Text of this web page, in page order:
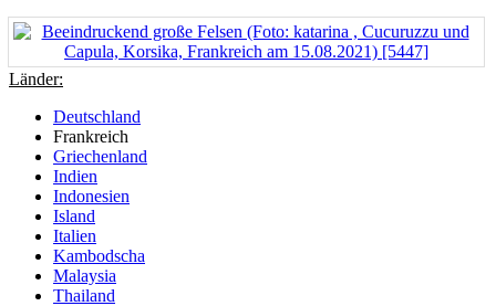
Länder:
Deutschland
Frankreich
Griechenland
Indien
Indonesien
Island
Italien
Kambodscha
Malaysia
Thailand